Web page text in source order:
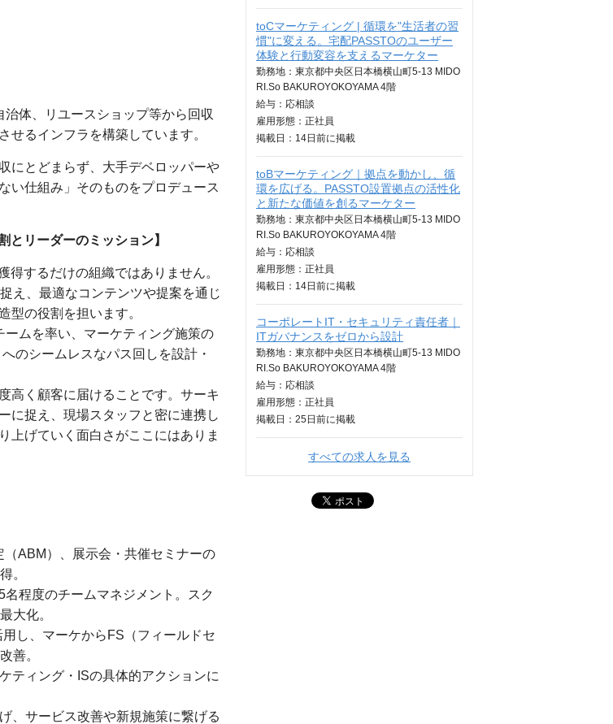
体、リユースショップ等から回収
せるインフラを構築しています。
にとどまらず、大手デベロッパーや
い仕組み」そのものをプロデュース
とリーダーのミッション】
するだけの組織ではありません。
え、最適なコンテンツや提案を通じ
型の役割を担います。
ムを率い、マーケティング施策の
のシームレスなパス回しを設計・
高く顧客に届けることです。サーキ
に捉え、現場スタッフと密に連携し
上げていく面白さがここにはありま
（ABM）、展示会・共催セミナーの
。
名程度のチームマネジメント。スク
大化。
用し、マーケからFS（フィールドセ
善。
ティング・ISの具体的アクションに
、サービス改善や新規施策に繋げる
toCマーケティング | 循環を"生活者の習
慣"に変える。宅配PASSTOのユーザー
体験と行動変容を支えるマーケター
勤務地：東京都中央区日本橋横山町5-13 MIDO
RI.So BAKUROYOKOYAMA 4階
給与： 応相談
雇用形態：正社員
掲載日： 14日 前に掲載
toBマーケティング｜拠点を動かし、循
環を広げる。PASSTO設置拠点の活性化
と新たな価値を創るマーケター
勤務地：東京都中央区日本橋横山町5-13 MIDO
RI.So BAKUROYOKOYAMA 4階
給与： 応相談
雇用形態：正社員
掲載日： 14日 前に掲載
コーポレートIT・セキュリティ責任者｜
ITガバナンスをゼロから設計
勤務地：東京都中央区日本橋横山町5-13 MIDO
RI.So BAKUROYOKOYAMA 4階
給与： 応相談
雇用形態：正社員
掲載日： 25日 前に掲載
すべての求人を見る